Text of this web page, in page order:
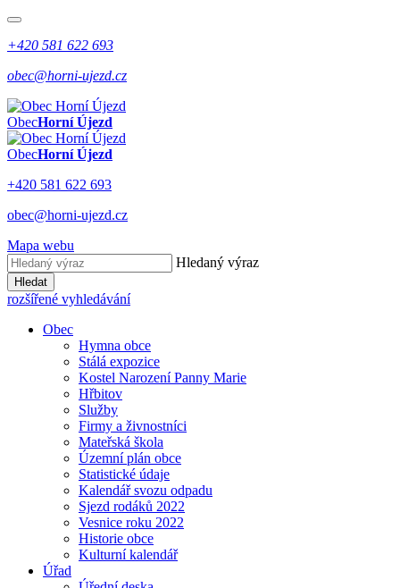
+420 581 622 693
obec@horni-ujezd.cz
ObecHorní Újezd
ObecHorní Újezd
+420 581 622 693
obec@horni-ujezd.cz
Mapa webu
Hledaný výraz
Hledat
rozšířené vyhledávání
Obec
Hymna obce
Stálá expozice
Kostel Narození Panny Marie
Hřbitov
Služby
Firmy a živnostníci
Mateřská škola
Územní plán obce
Statistické údaje
Kalendář svozu odpadu
Sjezd rodáků 2022
Vesnice roku 2022
Historie obce
Kulturní kalendář
Úřad